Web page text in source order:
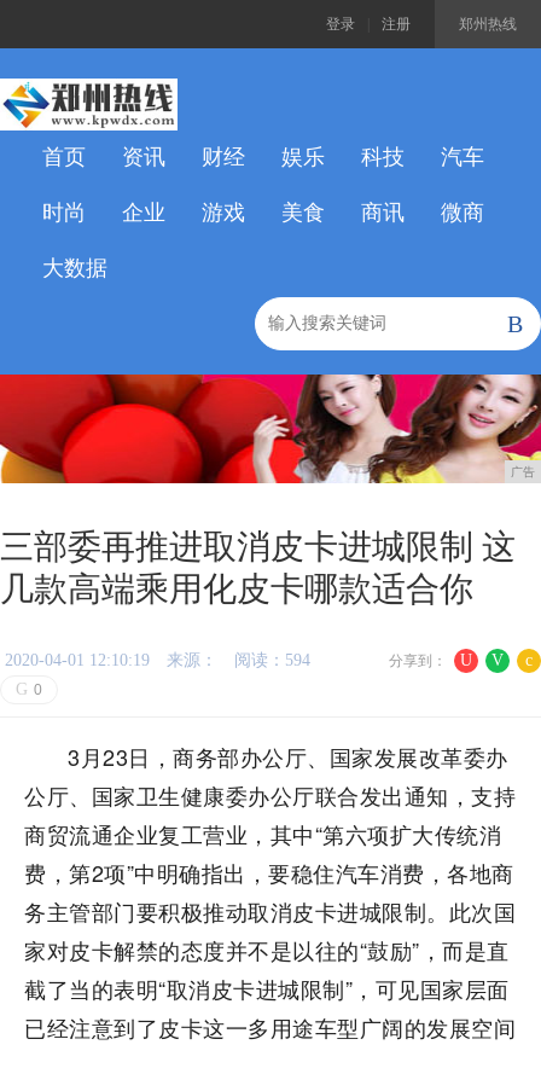
郑州热线
登录 注册
首页 资讯 财经 娱乐 科技 汽车
时尚 企业 游戏 美食 商讯 微商
大数据
B
广告
三部委再推进取消皮卡进城限制 这
几款高端乘用化皮卡哪款适合你
U V c
分享到：
2020-04-01 12:10:19 来源：
阅读：594
G 0
3月23日，商务部办公厅、国家发展改革委办
公厅、国家卫生健康委办公厅联合发出通知，支持
商贸流通企业复工营业，其中“第六项扩大传统消
费，第2项”中明确指出，要稳住汽车消费，各地商
务主管部门要积极推动取消皮卡进城限制。此次国
家对皮卡解禁的态度并不是以往的“鼓励”，而是直
截了当的表明“取消皮卡进城限制”，可见国家层面
已经注意到了皮卡这一多用途车型广阔的发展空间